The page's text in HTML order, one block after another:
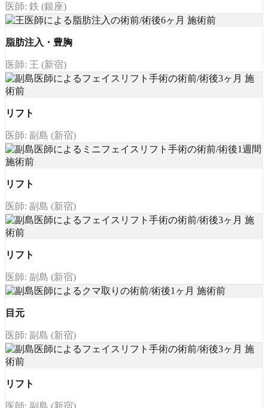
医師: 鉄 (銀座)
脂肪注入・豊胸
医師: 王 (新宿)
リフト
医師: 副島 (新宿)
リフト
医師: 副島 (新宿)
リフト
医師: 副島 (新宿)
目元
医師: 副島 (新宿)
リフト
医師: 副島 (新宿)